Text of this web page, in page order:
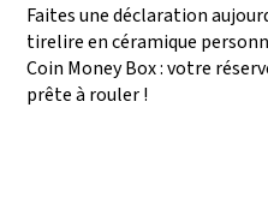
Faites une déclaration
tirelire en céramique
Coin Money Box : votre
prête à rouler !